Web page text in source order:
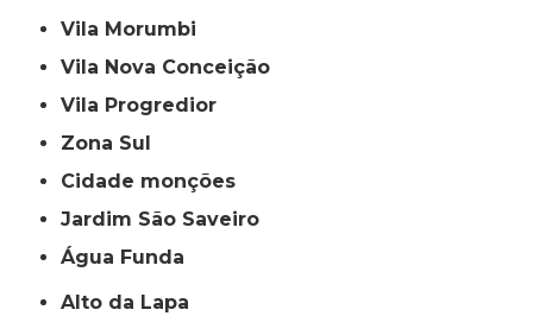
Vila Morumbi
Vila Nova Conceição
Vila Progredior
Zona Sul
cidade monções
jardim São Saveiro
Água Funda
Alto da Lapa